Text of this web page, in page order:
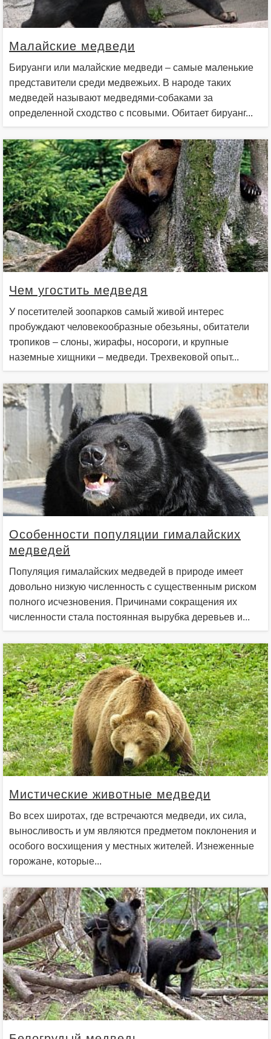
Малайские медведи
Бируанги или малайские медведи – самые маленькие
представители среди медвежьих. В народе таких
медведей называют медведями-собаками за
определенной сходство с псовыми. Обитает бируанг...
Чем угостить медведя
У посетителей зоопарков самый живой интерес
пробуждают человекообразные обезьяны, обитатели
тропиков – слоны, жирафы, носороги, и крупные
наземные хищники – медведи. Трехвековой опыт...
Особенности популяции гималайских
медведей
Популяция гималайских медведей в природе имеет
довольно низкую численность с существенным риском
полного исчезновения. Причинами сокращения их
численности стала постоянная вырубка деревьев и...
Мистические животные медведи
Во всех широтах, где встречаются медведи, их сила,
выносливость и ум являются предметом поклонения и
особого восхищения у местных жителей. Изнеженные
горожане, которые...